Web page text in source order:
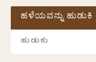
ಹಳೆಯವನ್ನು ಹುಡುಕಿ